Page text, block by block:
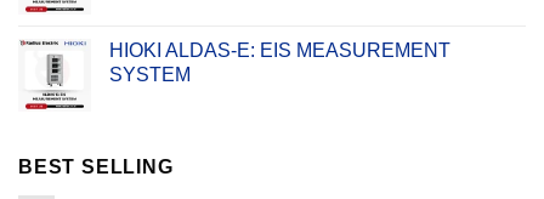
HIOKI ALDAS-E: EIS MEASUREMENT
SYSTEM
BEST SELLING